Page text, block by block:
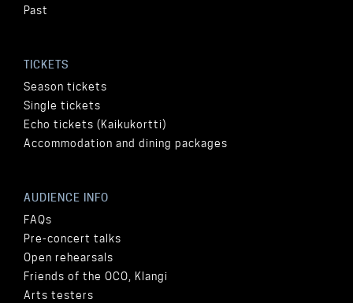
Past
TICKETS
Season tickets
Single tickets
Echo tickets (Kaikukortti)
Accommodation and dining packages
AUDIENCE INFO
FAQs
Pre-concert talks
Open rehearsals
Friends of the OCO, Klangi
Arts testers